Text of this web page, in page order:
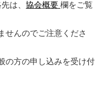
は、 協会概要 欄をご覧
んのでご注意くださ
方の申し込みを受け付